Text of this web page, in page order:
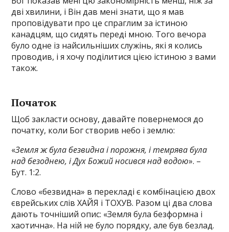
дві хвилини, і Він дав мені знати, що я мав
проповідувати про це спраглим за істиною
канадцям, що сидять переді мною. Того вечора
було одне із найсильніших служінь, які я колись
проводив, і я хочу поділитися цією істиною з вами
також.
Початок
Щоб закласти основу, давайте повернемося до
початку, коли Бог створив небо і землю:
«Земля ж була безвидна і порожня, і темрява була
над безоднею, і Дух Божий носився над водою». –
Бут. 1:2.
Слово «безвидна» в перекладі є комбінацією двох
єврейських слів ХАЙЯ і ТОХУВ. Разом ці два слова
дають точніший опис: «Земля була безформна і
хаотична». На ній не було порядку, але був безлад.